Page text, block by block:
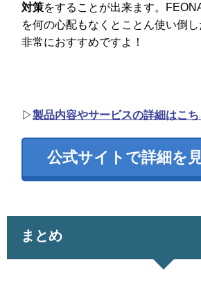
対策をすることが出来ます。
を何の心配もなくとことん使い倒
非常におすすめですよ！
▷製品内容やサービスの詳細はこ
公式サイトで詳細を
まとめ